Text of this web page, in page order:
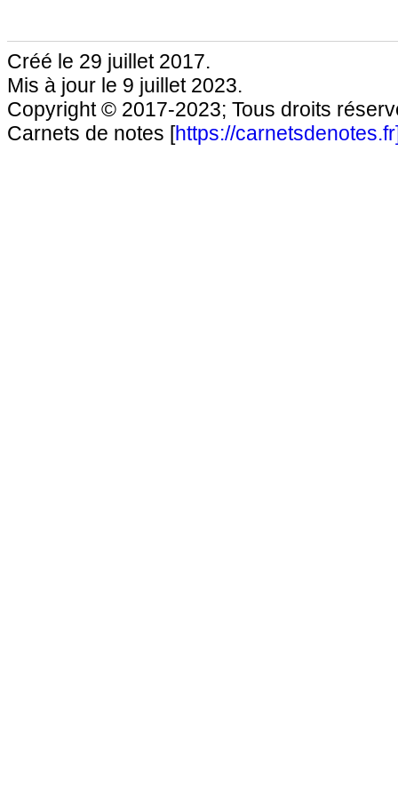
Créé le 29 juillet 2017.
Mis à jour le 9 juillet 2023.
Copyright © 2017-2023; Tous droits
Carnets de notes [https://